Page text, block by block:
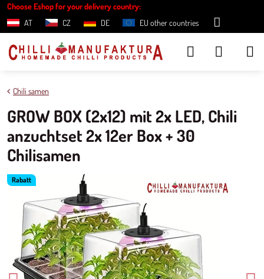
Choose Eshop for your delivery country:
AT
CZ DE EU other countries
Rabatt
Chili samen
GROW BOX (2x12) mit 2x LED, Chili
anzuchtset 2x 12er Box + 30
Chilisamen